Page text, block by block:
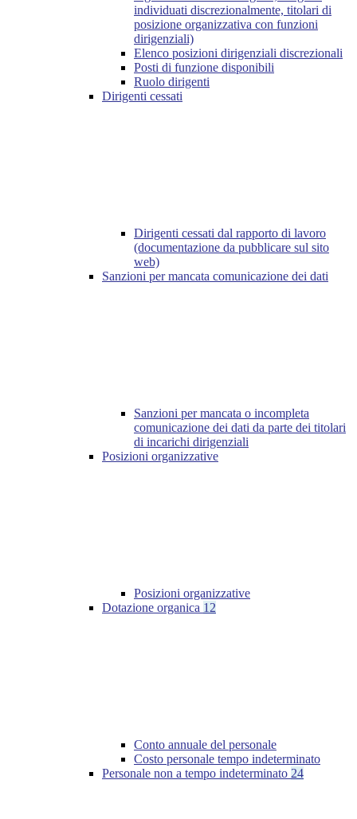
individuati discrezionalmente, titolari di
posizione organizzativa con funzioni
dirigenziali)
Elenco posizioni dirigenziali discrezionali
Posti di funzione disponibili
Ruolo dirigenti
Dirigenti cessati
Dirigenti cessati dal rapporto di lavoro
(documentazione da pubblicare sul sito
web)
Sanzioni per mancata comunicazione dei dati
Sanzioni per mancata o incompleta
comunicazione dei dati da parte dei titolari
di incarichi dirigenziali
Posizioni organizzative
Posizioni organizzative
Dotazione organica 12
Conto annuale del personale
Costo personale tempo indeterminato
Personale non a tempo indeterminato 24